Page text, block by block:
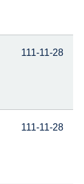
111-11-28
111-11-28